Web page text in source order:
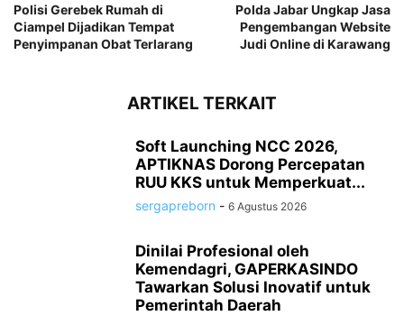
Polisi Gerebek Rumah di
Ciampel Dijadikan Tempat
Penyimpanan Obat Terlarang
Polda Jabar Ungkap Jasa
Pengembangan Website
Judi Online di Karawang
ARTIKEL TERKAIT
Soft Launching NCC 2026,
APTIKNAS Dorong Percepatan
RUU KKS untuk Memperkuat...
sergapreborn - 6 Agustus 2026
Dinilai Profesional oleh
Kemendagri, GAPERKASINDO
Tawarkan Solusi Inovatif untuk
Pemerintah Daerah